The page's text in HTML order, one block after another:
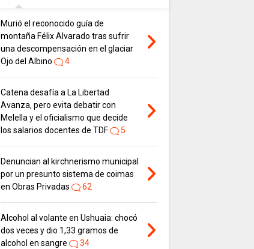
Murió el reconocido guía de
montaña Félix Alvarado tras sufrir
una descompensación en el glaciar
Ojo del Albino
4
Catena desafía a La Libertad
Avanza, pero evita debatir con
Melella y el oficialismo que decide
los salarios docentes de TDF
5
Denuncian al kirchnerismo municipal
por un presunto sistema de coimas
en Obras Privadas
62
Alcohol al volante en Ushuaia: chocó
dos veces y dio 1,33 gramos de
alcohol en sangre
34